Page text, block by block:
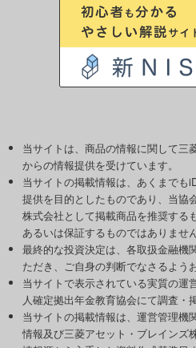
当サイトは、商品の情報に関して三
からの情報提供を受けています。
当サイトの掲載情報は、あくまでも
提供を目的としたものであり、当協
株式会社として掲載商品を推奨する
あるいは保証するものではありません
最終的な投資決定は、各取扱金融機
ただき、ご自身の判断でなさるよう
当サイトで表示されている実質の運
人確定拠出年金教育協会にて調査・
当サイトの掲載情報は、運営管理機
情報及び三菱アセット・ブレインズ